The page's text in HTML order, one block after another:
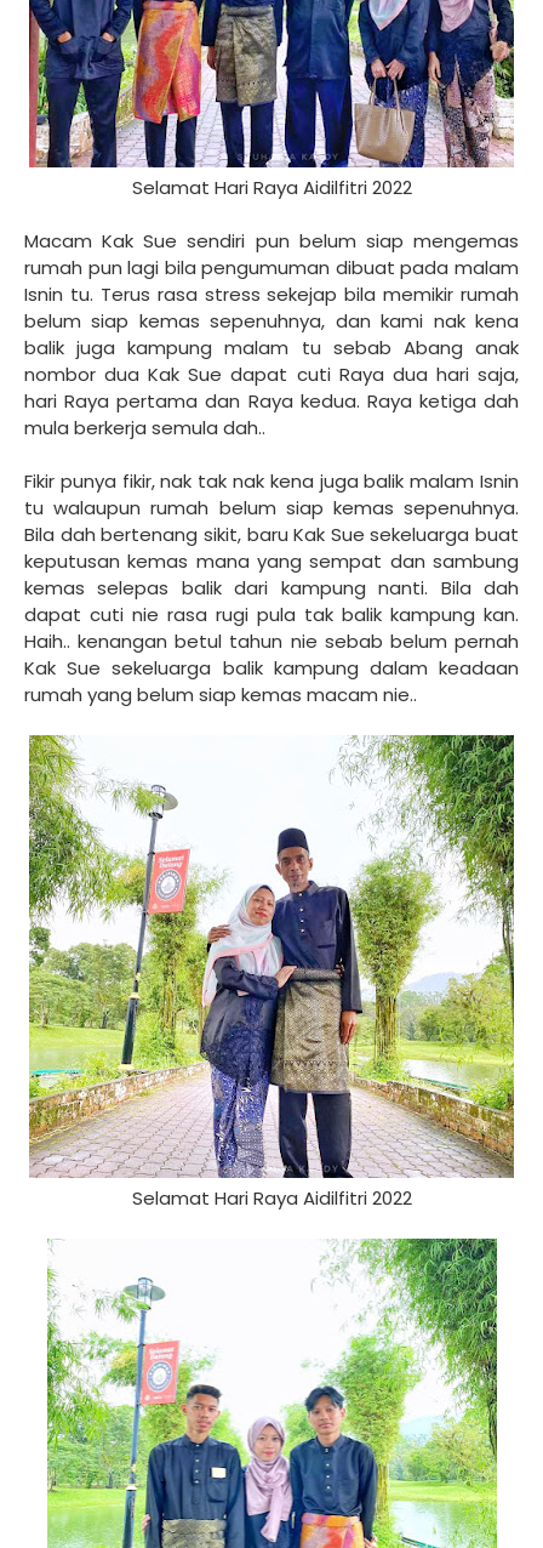
Selamat Hari Raya Aidilfitri 2022
Macam Kak Sue sendiri pun belum siap mengemas
rumah pun lagi bila pengumuman dibuat pada malam
Isnin tu. Terus rasa stress sekejap bila memikir rumah
belum siap kemas sepenuhnya, dan kami nak kena
balik juga kampung malam tu sebab Abang anak
nombor dua Kak Sue dapat cuti Raya dua hari saja,
hari Raya pertama dan Raya kedua. Raya ketiga dah
mula berkerja semula dah..
Fikir punya fikir, nak tak nak kena juga balik malam Isnin
tu walaupun rumah belum siap kemas sepenuhnya.
Bila dah bertenang sikit, baru Kak Sue sekeluarga buat
keputusan kemas mana yang sempat dan sambung
kemas selepas balik dari kampung nanti. Bila dah
dapat cuti nie rasa rugi pula tak balik kampung kan.
Haih.. kenangan betul tahun nie sebab belum pernah
Kak Sue sekeluarga balik kampung dalam keadaan
rumah yang belum siap kemas macam nie..
Selamat Hari Raya Aidilfitri 2022